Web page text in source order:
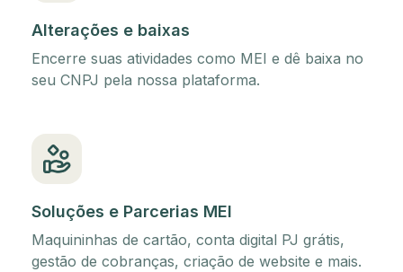
Alterações e baixas
Encerre suas atividades como MEI e dê baixa no
seu CNPJ pela nossa plataforma.
Soluções e Parcerias MEI
Maquininhas de cartão, conta digital PJ grátis,
gestão de cobranças, criação de website e mais.